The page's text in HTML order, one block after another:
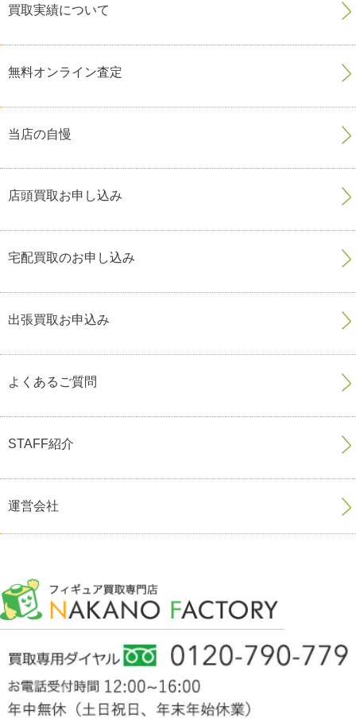
買取実績について
無料オンライン査定
当店の自慢
店頭買取お申し込み
宅配買取のお申し込み
出張買取お申込み
よくあるご質問
STAFF紹介
運営会社